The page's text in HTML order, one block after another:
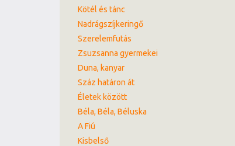
Kötél és tánc
Nadrágszíjkeringő
Szerelemfutás
Zsuzsanna gyermekei
Duna, kanyar
Száz határon át
Életek között
Béla, Béla, Béluska
A Fiú
Kisbelső